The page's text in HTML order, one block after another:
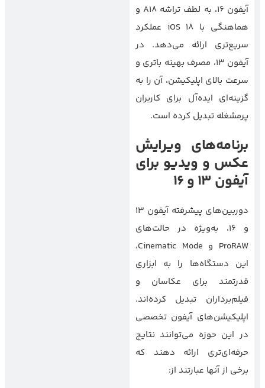
آیفون ۱۶، به لطف تراشه A18 و
هماهنگی با iOS 18 عملکرد
سریع‌تری ارائه می‌دهد. در
آیفون ۱۳، مصرف بهینه باتری و
سرعت بالای اپلیکیشن، آن را به
گزینه‌ای ایده‌آل برای کاربران
پرمشغله تبدیل کرده است.
برنامه‌های ویرایش
عکس و ویدیو برای
آیفون 13 و 16
دوربین‌های پیشرفته آیفون ۱۳
و ۱۶، به‌ویژه در حالت‌های
ProRAW و Cinematic Mode،
این دستگاه‌ها را به ابزاری
قدرتمند برای عکاسان و
فیلم‌برداران تبدیل کرده‌اند.
اپلیکیشن‌های آیفون تخصصی
در این حوزه می‌توانند نتایج
حرفه‌ای‌تری ارائه دهند که
برخی از آنها عبارتند از: